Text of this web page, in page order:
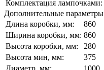
Комплектация лампочками:
Дополнительные параметры
Длина коробки, мм:
860
Ширина коробки, мм: 860
Высота коробки, мм:
280
Высота мин, мм:
375
Диаметр, мм:
1000